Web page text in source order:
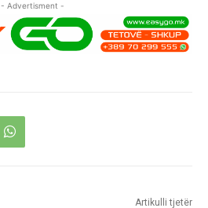
- Advertisment -
Artikulli tjetër